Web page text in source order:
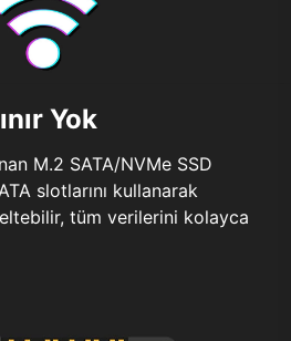
Yok
M.2 SATA/NVMe SSD
slotlarını kullanarak
tüm verilerini kolayca